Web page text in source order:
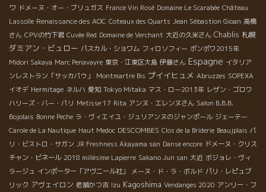
ワ ドメーヌ・オー・ブリュガス France Vin Rosé Domaine Le Scarabée Château
Lassolle Renaissance des AOC Coteaux des Quarts Jean Sébastion Gioan 高橋
さん CPVの竹下君 Cuvée Red Domaine de Verchant 大近の久米さん Chablis 札幌
ダミアン・ビュロー パスカル・ショワム フィロソフィー ポンポワ2015年
Midori Sakaya Marc Penavayre 東京・江東区大島 伊藤さん Espagne イタリア
ンレストラン「サッカパウ」
Montmartre Bis プイイヒュメ Abruzzes SOPEXA
イオデ Hermitage ネルハ 愛知 Tokyo Mitaka マス・ロー2013年 レザン・ゴロワ
ハリーズ・バー・パリ Metisse 17 Rita アンヌ・エレンヌさん Salon B.B.B.
Bojolais Bonne Peche ラ・ヴィエイユ・ジュリアンヌのジャンポール ジェーテー
Carole de La Nautique Haut Medoc DESCOMBES Clos de la Briderie Beaujplais パ
リ・ビストロ・サガン JR Freshness Akayama san Danse encore ドメーヌ・クリス
チャン・ビネール 2018 millésime Lapierre Sakano Jun san 大近 ボジョレ・ヴィ
ラージュ インポーター「アヴニール社」 メーヌ・ド・ラ・ボルド パリ・レピュブ
リック アヴェイロン 老舗かつ吉 Izu Kagoshima Vendanges 2020 アンリー・フ